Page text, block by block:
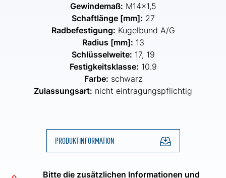
Gewindemaß: M14x1,5
Schaftlänge [mm]: 27
Radbefestigung: Kugelbund A/G
Radius [mm]: 13
Schlüsselweite: 17, 19
Festigkeitsklasse: 10.9
Farbe: schwarz
Zulassungsart: nicht eintragungspflichtig
PRODUKTINFORMATION
Bitte die zusätzlichen Informationen und